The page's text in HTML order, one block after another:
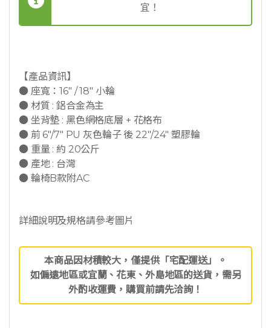
宜！
【產品資訊】
● 座寬：16″ / 18″ 小輪
● 材質 : 鋁合金為主
● 坐背墊 : 黑色網格底層 + 花格布
● 前 6″/7″ PU 灰色輪子 後 22″/24″ 塑膠輪
● 重量 : 約 20公斤
● 產地 : 台灣
● 輪椅B款附AC
詳細說明及規格請參考圖片
本商品因材積較大，僅提供「宅配運送」。
如偏遠地區或宜蘭、花東、外島地區的送貨，需另
外酌收運費，購買前請先洽詢！